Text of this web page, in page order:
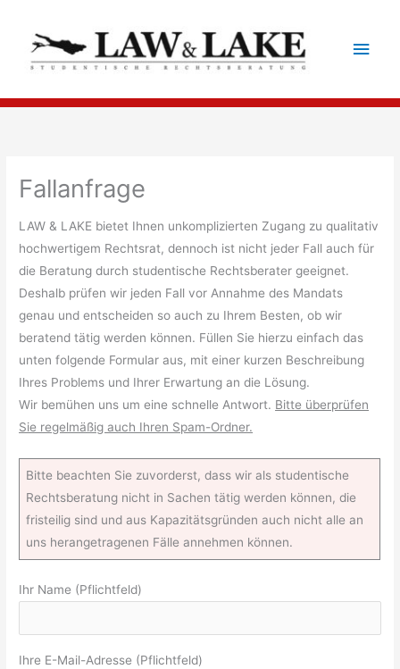
springen
Fallanfrage
LAW & LAKE bietet Ihnen unkomplizierten Zugang zu qualitativ
hochwertigem Rechtsrat, dennoch ist nicht jeder Fall auch für
die Beratung durch studentische Rechtsberater geeignet.
Deshalb prüfen wir jeden Fall vor Annahme des Mandats
genau und entscheiden so auch zu Ihrem Besten, ob wir
beratend tätig werden können. Füllen Sie hierzu einfach das
unten folgende Formular aus, mit einer kurzen Beschreibung
Ihres Problems und Ihrer Erwartung an die Lösung.
Wir bemühen uns um eine schnelle Antwort. Bitte überprüfen
Sie regelmäßig auch Ihren Spam-Ordner.
Bitte beachten Sie zuvorderst, dass wir als studentische
Rechtsberatung nicht in Sachen tätig werden können, die
fristeilig sind und aus Kapazitätsgründen auch nicht alle an
uns herangetragenen Fälle annehmen können.
Ihr Name (Pflichtfeld)
Ihre E-Mail-Adresse (Pflichtfeld)